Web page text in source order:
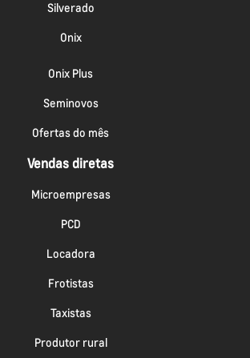
Silverado
Onix
Onix Plus
Seminovos
Ofertas do mês
Vendas diretas
Microempresas
PCD
Locadora
Frotistas
Taxistas
Produtor rural